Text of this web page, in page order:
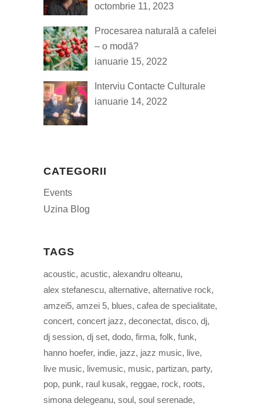
octombrie 11, 2023
Procesarea naturală a cafelei
– o modă?
ianuarie 15, 2022
Interviu Contacte Culturale
ianuarie 14, 2022
CATEGORII
Events
Uzina Blog
TAGS
acoustic acustic alexandru olteanu
alex stefanescu alternative alternative rock
amzei5 amzei 5 blues cafea de specialitate
concert concert jazz deconectat disco dj
dj session dj set dodo firma folk funk
hanno hoefer indie jazz jazz music live
live music livemusic music partizan party
pop punk raul kusak reggae rock roots
simona delegeanu soul soul serenade